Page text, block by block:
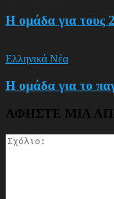
Η ομάδα για τους
Ελληνικά Νέα
Η ομάδα για το
ΑΦΗΣΤΕ ΜΙΑ